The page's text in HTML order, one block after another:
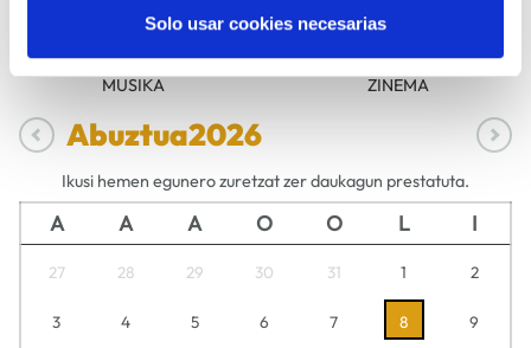
Solo usar cookies necesarias
MUSIKA ZINEMA
Abuztua2026
Ikusi hemen egunero zuretzat zer daukagun prestatuta.
A A A O O L I
27 28 29 30 31 1 2
3 4 5 6 7 8 9